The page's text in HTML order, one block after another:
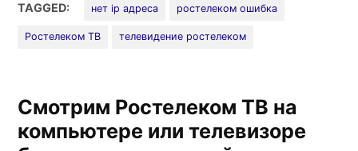
TAGGED: нет ip адреса ростелеком ошибка
Ростелеком ТВ телевидение ростелеком
Смотрим Ростелеком ТВ на
компьютере или телевизоре